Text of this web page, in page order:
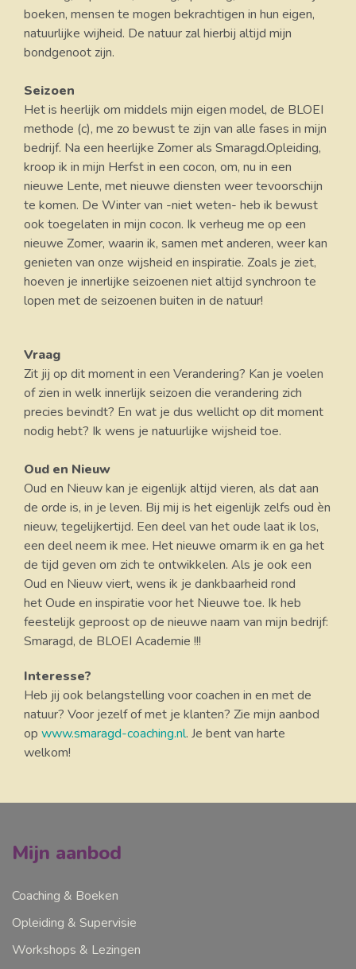
boeken, mensen te mogen bekrachtigen in hun eigen,
natuurlijke wijheid. De natuur zal hierbij altijd mijn
bondgenoot zijn.
Seizoen
Het is heerlijk om middels mijn eigen model, de BLOEI
methode (c), me zo bewust te zijn van alle fases in mijn
bedrijf. Na een heerlijke Zomer als Smaragd.Opleiding,
kroop ik in mijn Herfst in een cocon, om, nu in een
nieuwe Lente, met nieuwe diensten weer tevoorschijn
te komen. De Winter van -niet weten- heb ik bewust
ook toegelaten in mijn cocon. Ik verheug me op een
nieuwe Zomer, waarin ik, samen met anderen, weer kan
genieten van onze wijsheid en inspiratie. Zoals je ziet,
hoeven je innerlijke seizoenen niet altijd synchroon te
lopen met de seizoenen buiten in de natuur!
Vraag
Zit jij op dit moment in een Verandering? Kan je voelen
of zien in welk innerlijk seizoen die verandering zich
precies bevindt? En wat je dus wellicht op dit moment
nodig hebt? Ik wens je natuurlijke wijsheid toe.
Oud en Nieuw
Oud en Nieuw kan je eigenlijk altijd vieren, als dat aan
de orde is, in je leven. Bij mij is het eigenlijk zelfs oud èn
nieuw, tegelijkertijd. Een deel van het oude laat ik los,
een deel neem ik mee. Het nieuwe omarm ik en ga het
de tijd geven om zich te ontwikkelen. Als je ook een
Oud en Nieuw viert, wens ik je dankbaarheid rond
het Oude en inspiratie voor het Nieuwe toe. Ik heb
feestelijk geproost op de nieuwe naam van mijn bedrijf:
Smaragd, de BLOEI Academie !!!
Interesse?
Heb jij ook belangstelling voor coachen in en met de
natuur? Voor jezelf of met je klanten? Zie mijn aanbod
op www.smaragd-coaching.nl. Je bent van harte
welkom!
Mijn aanbod
Coaching & Boeken
Opleiding & Supervisie
Workshops & Lezingen